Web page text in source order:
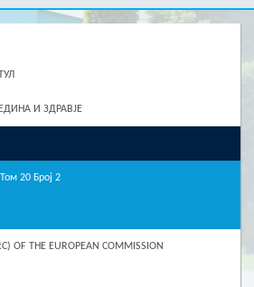
И ЗДРАВЈЕ
20 Број 2
OF THE EUROPEAN COMMISSION